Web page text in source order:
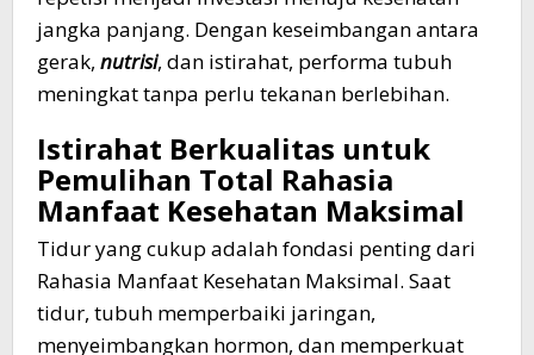
jangka panjang. Dengan keseimbangan antara
gerak, nutrisi, dan istirahat, performa tubuh
meningkat tanpa perlu tekanan berlebihan.
Istirahat Berkualitas untuk
Pemulihan Total Rahasia
Manfaat Kesehatan Maksimal
Tidur yang cukup adalah fondasi penting dari
Rahasia Manfaat Kesehatan Maksimal. Saat
tidur, tubuh memperbaiki jaringan,
menyeimbangkan hormon, dan memperkuat